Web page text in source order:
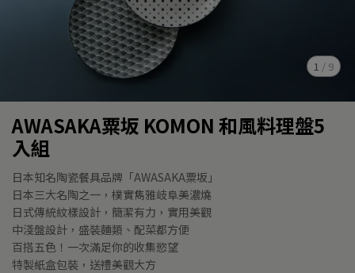
1 / 9
AWASAKA粟坂 KOMON 和風料理盤5
入組
日本知名陶瓷餐具品牌「AWASAKA粟坂」
日本三大名陶之一，樸實雋雅岐阜美濃燒
日式傳統紋樣設計，簡潔有力，實用美觀
中淺盤設計，盛裝麵類、配菜都方便
百搭五色！一次滿足你的收集慾望
特製紙盒包裝，送禮美觀大方